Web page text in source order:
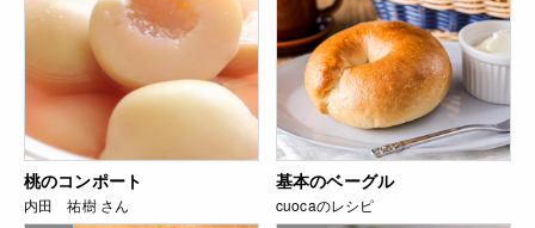
桃のコンポート
内田 祐樹 さん
基本のベーグル
cuocaのレシピ